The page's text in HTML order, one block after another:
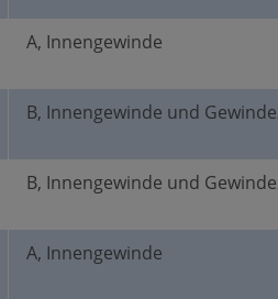
A, Innengewinde
B, Innengewinde und
B, Innengewinde und
A, Innengewinde